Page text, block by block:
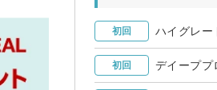
初回 ハイグレー
初回 デイープ